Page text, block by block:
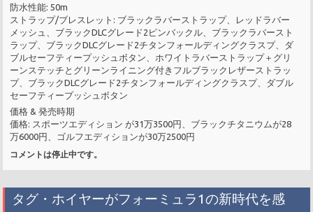
防水性能: 50m
ストラップ/ブレスレット: ブラックラバーストラップ、レッドラバー
メッシュ、ブラックDLCグレード2ピンバックル、ブラックラバースト
ラップ、ブラックDLCグレード2チタンフォールディングクラスプ、ダ
ブルセーフティープッシュボタン、ホワイトラバーストラップ＋グリ
ーンステッチとグリーンライニング付きフルブラックレザーストラッ
プ、ブラックDLCグレード2チタンフォールディングクラスプ、ダブル
セーフティープッシュボタン
価格 & 発売時期
価格: スポーツエディション が31万3500円、ブラックチタニウムが28
万6000円、ゴルフエディションが30万2500円
コメントは停止中です。
タグ・ホイヤーがフォーミュラ1の新時代を感